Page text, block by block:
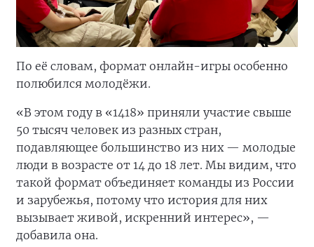
По её словам, формат онлайн-игры особенно
полюбился молодёжи.
«В этом году в «1418» приняли участие свыше
50 тысяч человек из разных стран,
подавляющее большинство из них — молодые
люди в возрасте от 14 до 18 лет. Мы видим, что
такой формат объединяет команды из России
и зарубежья, потому что история для них
вызывает живой, искренний интерес», —
добавила она.